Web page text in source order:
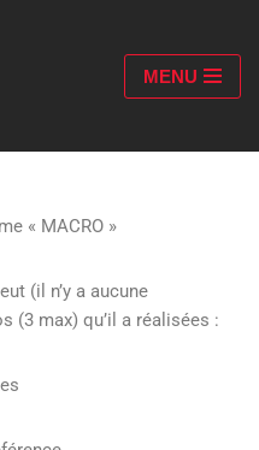
MENU
« MACRO »
(il n’y a aucune
(3 max) qu’il a réalisées :